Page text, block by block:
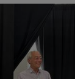
hoch“